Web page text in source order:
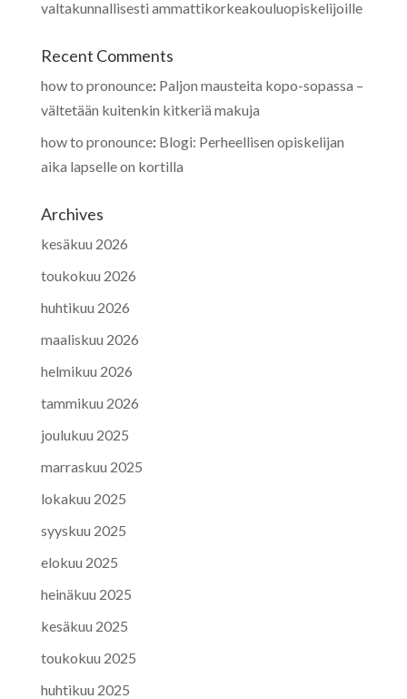
valtakunnallisesti ammattikorkeakouluopiskelijoille
Recent Comments
how to pronounce: Paljon mausteita kopo-sopassa –
vältetään kuitenkin kitkeriä makuja
how to pronounce: Blogi: Perheellisen opiskelijan
aika lapselle on kortilla
Archives
kesäkuu 2026
toukokuu 2026
huhtikuu 2026
maaliskuu 2026
helmikuu 2026
tammikuu 2026
joulukuu 2025
marraskuu 2025
lokakuu 2025
syyskuu 2025
elokuu 2025
heinäkuu 2025
kesäkuu 2025
toukokuu 2025
huhtikuu 2025